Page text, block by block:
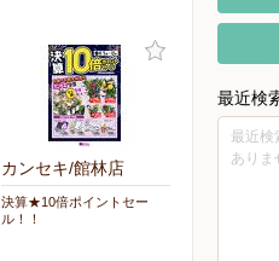
カンセキ/館林店
決算★10倍ポイントセー
ル！！
最近検
最近検
ありま